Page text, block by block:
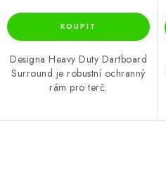
Designa Heavy Duty Dartboard
Surround je robustní ochranný
rám pro terč.